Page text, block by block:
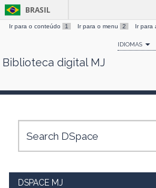
Skip
BRASIL
Ir para o conteúdo 1 Ir para o menu 2 Ir para
IDIOMAS
Biblioteca digital MJ
DSPACE MJ